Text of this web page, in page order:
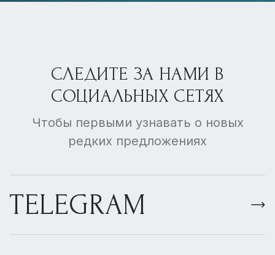
СЛЕДИТЕ ЗА НАМИ В
СОЦИАЛЬНЫХ СЕТЯХ
Чтобы первыми узнавать о новых
редких предложениях
TELEGRAM